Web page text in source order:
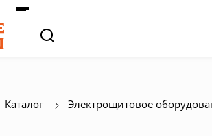
Каталог Электрощитовое